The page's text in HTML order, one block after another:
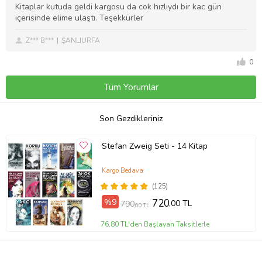
Kitaplar kutuda geldi kargosu da cok hızlıydı bir kac gün
içerisinde elime ulaştı. Teşekkürler
Z*** B*** ŞANLIURFA
0
Tüm Yorumlar
Son Gezdikleriniz
Stefan Zweig Seti - 14 Kitap
(125)
Kargo Bedava
%9 790,00 TL 720,00 TL
76,80 TL'den Başlayan Taksitlerle